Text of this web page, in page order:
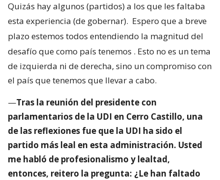
Quizás hay algunos (partidos) a los que les faltaba
esta experiencia (de gobernar). Espero que a breve
plazo estemos todos entendiendo la magnitud del
desafío que como país tenemos . Esto no es un tema
de izquierda ni de derecha, sino un compromiso con
el país que tenemos que llevar a cabo.
—Tras la reunión del presidente con
parlamentarios de la UDI en Cerro Castillo, una
de las reflexiones fue que la UDI ha sido el
partido más leal en esta administración. Usted
me habló de profesionalismo y lealtad,
entonces, reitero la pregunta: ¿Le han faltado